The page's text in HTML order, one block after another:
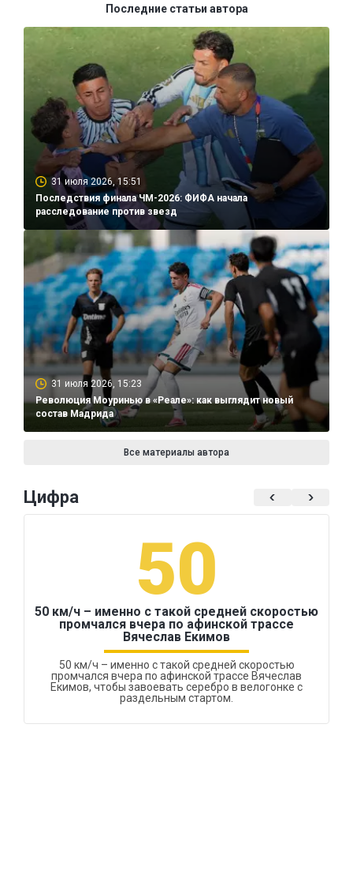
Последние статьи автора
31 июля 2026, 15:51
Последствия финала ЧМ-2026: ФИФА начала
расследование против звезд
31 июля 2026, 15:23
Революция Моуринью в «Реале»: как выглядит новый
состав Мадрида
Все материалы автора
Цифра
50
50 км/ч – именно с такой средней скоростью
промчался вчера по афинской трассе
Вячеслав Екимов
50 км/ч – именно с такой средней скоростью
промчался вчера по афинской трассе Вячеслав
Екимов, чтобы завоевать серебро в велогонке с
раздельным стартом.